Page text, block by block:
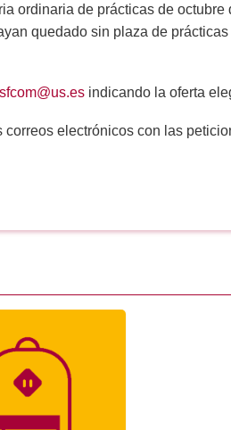
ordinaria de prácticas de octubre
quedado sin plaza de
indicando la oferta
electrónicos con las